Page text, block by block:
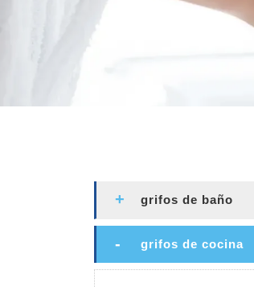
grifos de baño
grifos de cocina